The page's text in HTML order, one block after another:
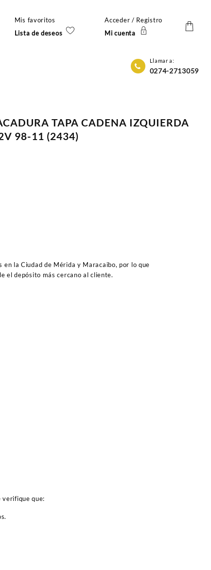
Mis favoritos
Lista de deseos
Acceder / Registro
Mi cuenta
Llamar a:
0274-2713059
TAPA CADENA IZQUIERDA
98-11 (2434)
en la Ciudad de Mérida y Maracaibo, por lo que
el depósito más cercano al cliente.
verifique que: